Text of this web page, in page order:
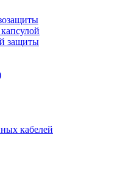
защиты
кабелей